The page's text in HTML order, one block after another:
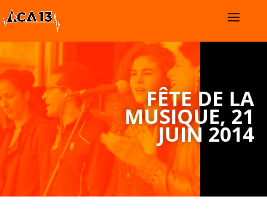
FÊTE DE LA
MUSIQUE, 21
JUIN 2014